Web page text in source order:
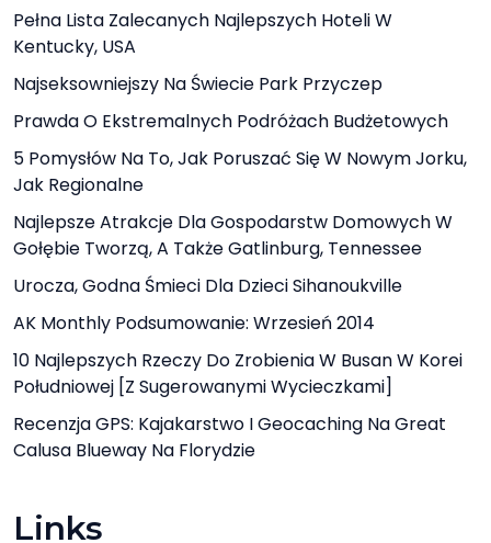
Pełna Lista Zalecanych Najlepszych Hoteli W
Kentucky, USA
Najseksowniejszy Na Świecie Park Przyczep
Prawda O Ekstremalnych Podróżach Budżetowych
5 Pomysłów Na To, Jak Poruszać Się W Nowym Jorku,
Jak Regionalne
Najlepsze Atrakcje Dla Gospodarstw Domowych W
Gołębie Tworzą, A Także Gatlinburg, Tennessee
Urocza, Godna Śmieci Dla Dzieci Sihanoukville
AK Monthly Podsumowanie: Wrzesień 2014
10 Najlepszych Rzeczy Do Zrobienia W Busan W Korei
Południowej [z Sugerowanymi Wycieczkami]
Recenzja GPS: Kajakarstwo I Geocaching Na Great
Calusa Blueway Na Florydzie
Links